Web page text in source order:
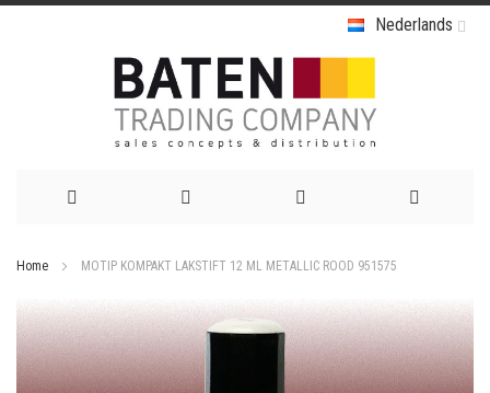
Nederlands
de
inhoud
Home MOTIP KOMPAKT LAKSTIFT 12 ML METALLIC ROOD 951575
Ga
naar
het
einde